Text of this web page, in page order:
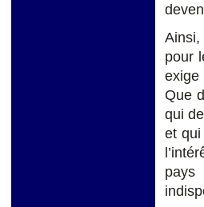
pour
exige
Que
qui
et qui